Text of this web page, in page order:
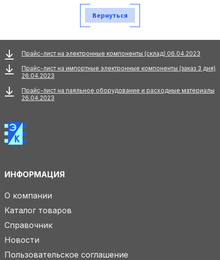
Вернуться
Прайс-лист на электронные компоненты (склад) 06.04.2023
Прайс-лист на импортные электронные компоненты (заказ 3 дня)
26.04.2023
Прайс-лист на паяльное оборудование и расходные материалы
26.04.2023
ИНФОРМАЦИЯ
О компании
Каталог товаров
Справочник
Новости
Пользовательское соглашение